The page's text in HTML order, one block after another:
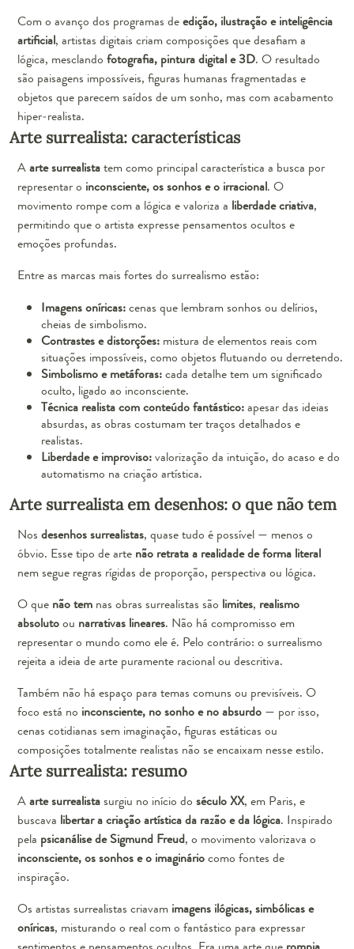
Com o avanço dos programas deedição, ilustração e inteligência
artificial, artistas digitais criam composições que desafiam a
lógica, mesclando fotografia, pintura digital e 3D. O resultado
são paisagens impossíveis, figuras humanas fragmentadas e
objetos que parecem saídos de um sonho, mas com acabamento
hiper-realista.
Arte surrealista: características
Aarte surrealistatem como principal característica a busca por
representar o inconsciente, os sonhos e o irracional. O
movimento rompe com a lógica e valoriza a liberdade criativa,
permitindo que o artista expresse pensamentos ocultos e
emoções profundas.
Entre as marcas mais fortes do surrealismo estão:
Imagens oníricas:cenas que lembram sonhos ou delírios,
cheias de simbolismo.
Contrastes e distorções: mistura de elementos reais com
situações impossíveis, como objetos flutuando ou derretendo.
Simbolismo e metáforas:cada detalhe tem um significado
oculto, ligado ao inconsciente.
Técnica realista com conteúdo fantástico:apesar das ideias
absurdas, as obras costumam ter traços detalhados e
realistas.
Liberdade e improviso:valorização da intuição, do acaso e do
automatismo na criação artística.
Arte surrealista em desenhos: o que não tem
Nos desenhos surrealistas, quase tudo é possível — menos o
óbvio. Esse tipo de arte não retrata a realidade de forma literal
nem segue regras rígidas de proporção, perspectiva ou lógica.
O que não tem nas obras surrealistas são limites, realismo
absolutoou narrativas lineares. Não há compromisso em
representar o mundo como ele é. Pelo contrário: o surrealismo
rejeita a ideia de arte puramente racional ou descritiva.
Também não há espaço para temas comuns ou previsíveis. O
foco está no inconsciente, no sonho e no absurdo — por isso,
cenas cotidianas sem imaginação, figuras estáticas ou
composições totalmente realistas não se encaixam nesse estilo.
Arte surrealista: resumo
Aarte surrealistasurgiu no início do século XX, em Paris, e
buscava libertar a criação artística da razão e da lógica. Inspirado
pela psicanálise de Sigmund Freud, o movimento valorizava o
inconsciente, os sonhos e o imagináriocomo fontes de
inspiração.
Os artistas surrealistas criavam imagens ilógicas, simbólicas e
oníricas, misturando o real com o fantástico para expressar